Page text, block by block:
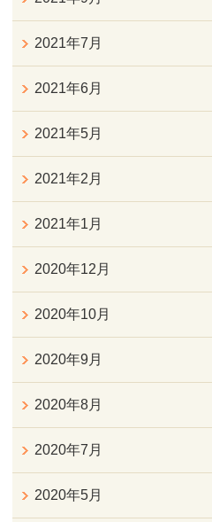
2021年7月
2021年6月
2021年5月
2021年2月
2021年1月
2020年12月
2020年10月
2020年9月
2020年8月
2020年7月
2020年5月